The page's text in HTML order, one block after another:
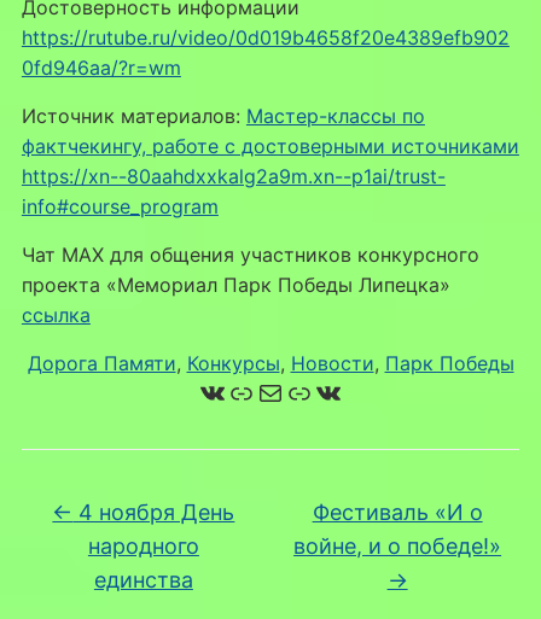
Достоверность информации
https://rutube.ru/video/0d019b4658f20e4389efb902
0fd946aa/?r=wm
Источник материалов: Мастер-классы по
фактчекингу, работе с достоверными источниками
https://xn--80aahdxxkalg2a9m.xn--p1ai/trust-
info#course_program
Чат MAX для общения участников конкурсного
проекта «Мемориал Парк Победы Липецка»
ссылка
Дорога Памяти, Конкурсы, Новости, Парк Победы
ВКонтакте
Ссылка
Почта
Ссылка
ВКонтакте
← 4 ноября День
народного
единства
Фестиваль «И о
войне, и о победе!»
→